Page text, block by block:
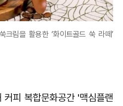
크림을 활용한 ‘화이트골드 쑥 라떼’
커피 복합문화공간 '맥심플랜